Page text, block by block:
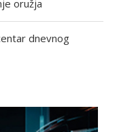
oružja
dnevnog